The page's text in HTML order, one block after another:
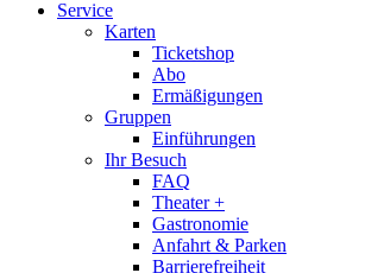
Service
Karten
Ticketshop
Abo
Ermäßigungen
Gruppen
Einführungen
Ihr Besuch
FAQ
Theater +
Gastronomie
Anfahrt & Parken
Barrierefreiheit